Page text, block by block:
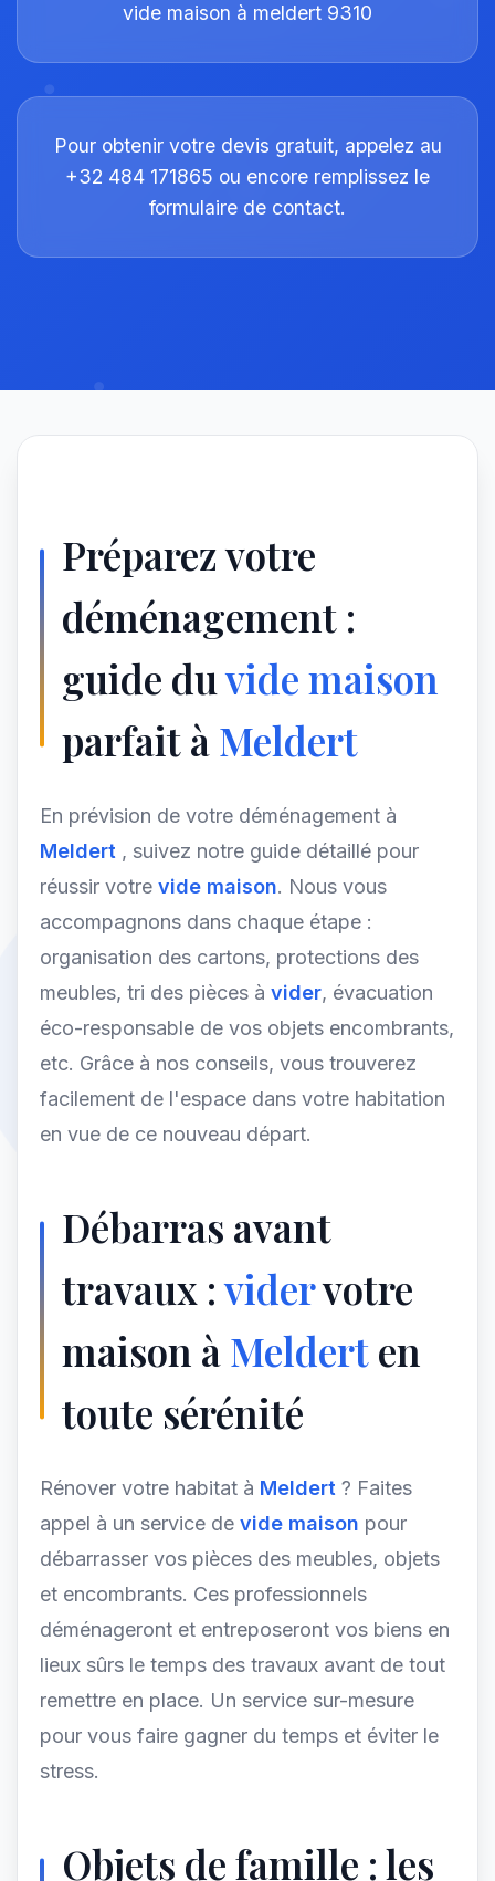
vide maison à meldert 9310
Pour obtenir votre devis gratuit, appelez au
+32 484 171865 ou encore remplissez le
formulaire de contact.
Préparez votre
déménagement :
guide duvide maison
parfait àMeldert
En prévision de votre déménagement à
Meldert , suivez notre guide détaillé pour
réussir votre vide maison. Nous vous
accompagnons dans chaque étape :
organisation des cartons, protections des
meubles, tri des pièces à vider, évacuation
éco-responsable de vos objets encombrants,
etc. Grâce à nos conseils, vous trouverez
facilement de l'espace dans votre habitation
en vue de ce nouveau départ.
Débarras avant
travaux :vidervotre
maison àMelderten
toute sérénité
Rénover votre habitat à Meldert ? Faites
appel à un service de vide maison pour
débarrasser vos pièces des meubles, objets
et encombrants. Ces professionnels
déménageront et entreposeront vos biens en
lieux sûrs le temps des travaux avant de tout
remettre en place. Un service sur-mesure
pour vous faire gagner du temps et éviter le
stress.
Objets de famille : les